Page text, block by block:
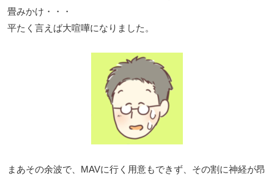
畳みかけ・・・
平たく言えば大喧嘩になりました。
まあその余波で、MAVに行く用意もできず、その割に神経が昂